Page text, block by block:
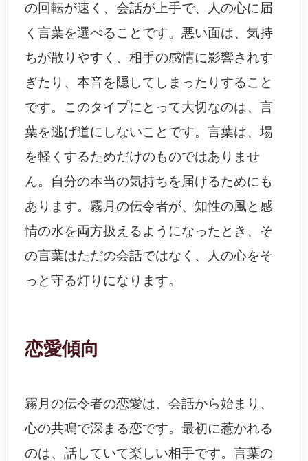
の回転が速く、会話が上手で、人の心に届
く言葉を選べることです。悪い面は、気持
ちが散りやすく、相手の感情に影響されす
ぎたり、本音を隠してしまったりすること
です。このタイプにとって大切なのは、言
葉を逃げ道にしないことです。言葉は、場
を軽くするためだけのものではありませ
ん。自分の本当の気持ちを届けるためにも
あります。霧月の伝令者が、知性の風と感
情の水を両方扱えるようになったとき、そ
の言葉はただの会話ではなく、人の心をそ
っと守る灯りになります。
恋愛傾向
霧月の伝令者の恋愛は、会話から始まり、
心の共鳴で深まる恋です。最初に惹かれる
のは、話していて楽しい相手です。言葉の